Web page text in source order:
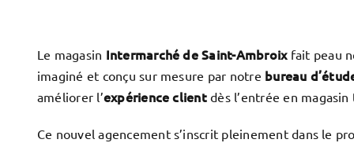
Le magasin Intermarché de Saint-Ambroixfait peau
imaginé et conçu sur mesure par notre bureau
améliorer l’expérience clientdès l’entrée en
Ce nouvel agencement s’inscrit pleinement dans le